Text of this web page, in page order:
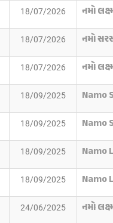
18/07/2026 નમો
18/07/2026 નમો
18/07/2026 નમો
18/09/2025 Namo
18/09/2025 Namo
18/09/2025 Namo
18/09/2025 Namo
24/06/2025 નમો